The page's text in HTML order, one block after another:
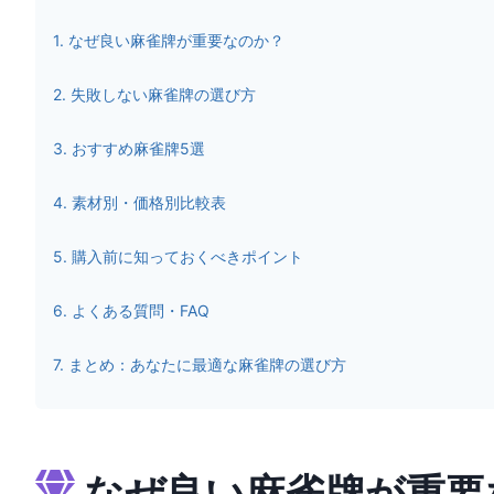
1. なぜ良い麻雀牌が重要なのか？
2. 失敗しない麻雀牌の選び方
3. おすすめ麻雀牌5選
4. 素材別・価格別比較表
5. 購入前に知っておくべきポイント
6. よくある質問・FAQ
7. まとめ：あなたに最適な麻雀牌の選び方